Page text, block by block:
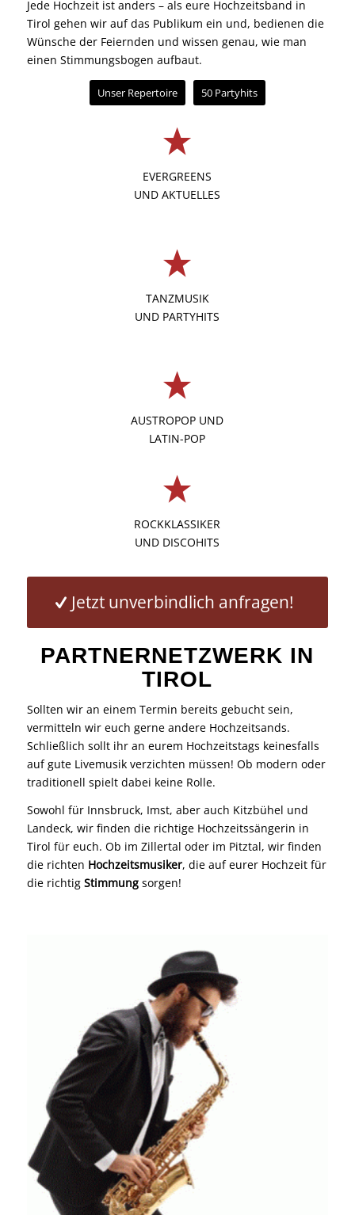
Jede Hochzeit ist anders – als eure Hochzeitsband in
Tirol gehen wir auf das Publikum ein und, bedienen die
Wünsche der Feiernden und wissen genau, wie man
einen Stimmungsbogen aufbaut.
Unser Repertoire 50 Partyhits
EVERGREENS
UND AKTUELLES
TANZMUSIK
UND PARTYHITS
AUSTROPOP UND
LATIN-POP
ROCKKLASSIKER
UND DISCOHITS
Jetzt unverbindlich anfragen!
PARTNERNETZWERK IN
TIROL
Sollten wir an einem Termin bereits gebucht sein,
vermitteln wir euch gerne andere Hochzeitsands.
Schließlich sollt ihr an eurem Hochzeitstags keinesfalls
auf gute Livemusik verzichten müssen! Ob modern oder
traditionell spielt dabei keine Rolle.
Sowohl für Innsbruck, Imst, aber auch Kitzbühel und
Landeck, wir finden die richtige Hochzeitssängerin in
Tirol für euch. Ob im Zillertal oder im Pitztal, wir finden
die richten Hochzeitsmusiker, die auf eurer Hochzeit für
die richtig Stimmung sorgen!